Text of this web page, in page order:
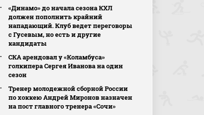
«Динамо» до начала сезона КХЛ
должен пополнить крайний
нападающий. Клуб ведет переговоры
с Гусевым, но есть и другие
кандидаты
СКА арендовал у «Коламбуса»
голкипера Сергея Иванова на один
сезон
Тренер молодежной сборной России
по хоккею Андрей Миронов назначен
на пост главного тренера «Сочи»